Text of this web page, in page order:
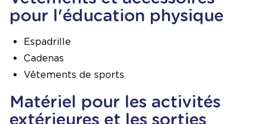
pour l'éducation physique
Espadrille
Cadenas
Vêtements de sports
Matériel pour les activités
extérieures et les sorties